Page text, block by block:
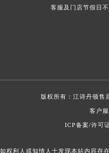
客服及门店节假日
版权所有： 江诗丹顿售
客户服
ICP备案/许可
如权利人或知情人士发现本站内容存